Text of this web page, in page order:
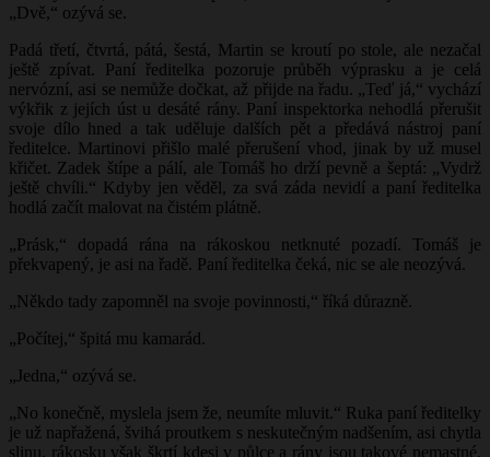
„Dvě,“ ozývá se.
Padá třetí, čtvrtá, pátá, šestá, Martin se kroutí po stole, ale nezačal
ještě zpívat. Paní ředitelka pozoruje průběh výprasku a je celá
nervózní, asi se nemůže dočkat, až přijde na řadu. „Teď já,“ vychází
výkřik z jejích úst u desáté rány. Paní inspektorka nehodlá přerušit
svoje dílo hned a tak uděluje dalších pět a předává nástroj paní
ředitelce. Martinovi přišlo malé přerušení vhod, jinak by už musel
křičet. Zadek štípe a pálí, ale Tomáš ho drží pevně a šeptá: „Vydrž
ještě chvíli.“ Kdyby jen věděl, za svá záda nevidí a paní ředitelka
hodlá začít malovat na čistém plátně.
„Prásk,“ dopadá rána na rákoskou netknuté pozadí. Tomáš je
překvapený, je asi na řadě. Paní ředitelka čeká, nic se ale neozývá.
„Někdo tady zapomněl na svoje povinnosti,“ říká důrazně.
„Počítej,“ špitá mu kamarád.
„Jedna,“ ozývá se.
„No konečně, myslela jsem že, neumíte mluvit.“ Ruka paní ředitelky
je už napřažená, švihá proutkem s neskutečným nadšením, asi chytla
slinu, rákosku však škrtí kdesi v půlce a rány jsou takové nemastné,